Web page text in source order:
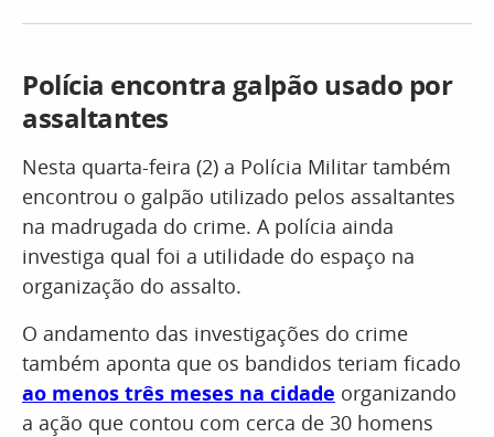
Polícia encontra galpão usado por
assaltantes
Nesta quarta-feira (2) a Polícia Militar também
encontrou o galpão utilizado pelos assaltantes
na madrugada do crime. A polícia ainda
investiga qual foi a utilidade do espaço na
organização do assalto.
O andamento das investigações do crime
também aponta que os bandidos teriam ficado
ao menos três meses na cidade organizando
a ação que contou com cerca de 30 homens